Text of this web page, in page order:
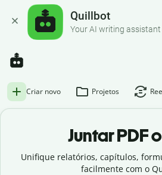
Quillbot
Your AI writing assistant
Criar novo Projetos
Juntar PDF
Unifique relatórios, capítulos,
facilmente com o